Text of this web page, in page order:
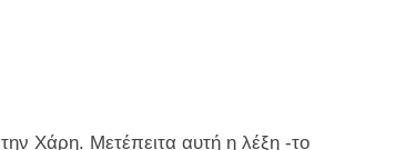
Χάρη. Μετέπειτα αυτή η λέξη -το